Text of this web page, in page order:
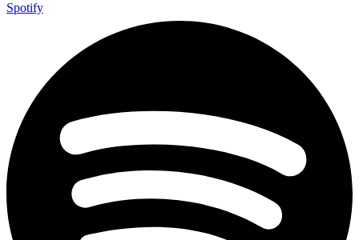
Spotify